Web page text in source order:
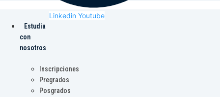
Linkedin Youtube
Estudia
con
nosotros
Inscripciones
Pregrados
Posgrados